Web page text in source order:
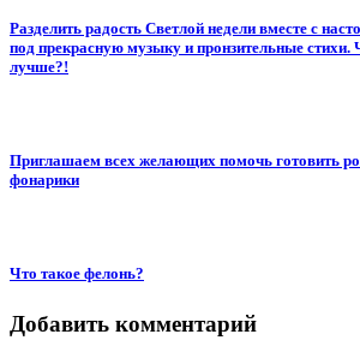
Разделить радость Светлой недели вместе с
под прекрасную музыку и пронзительные
лучше?!
Приглашаем всех желающих помочь готовить
фонарики
Что такое фелонь?
Добавить комментарий